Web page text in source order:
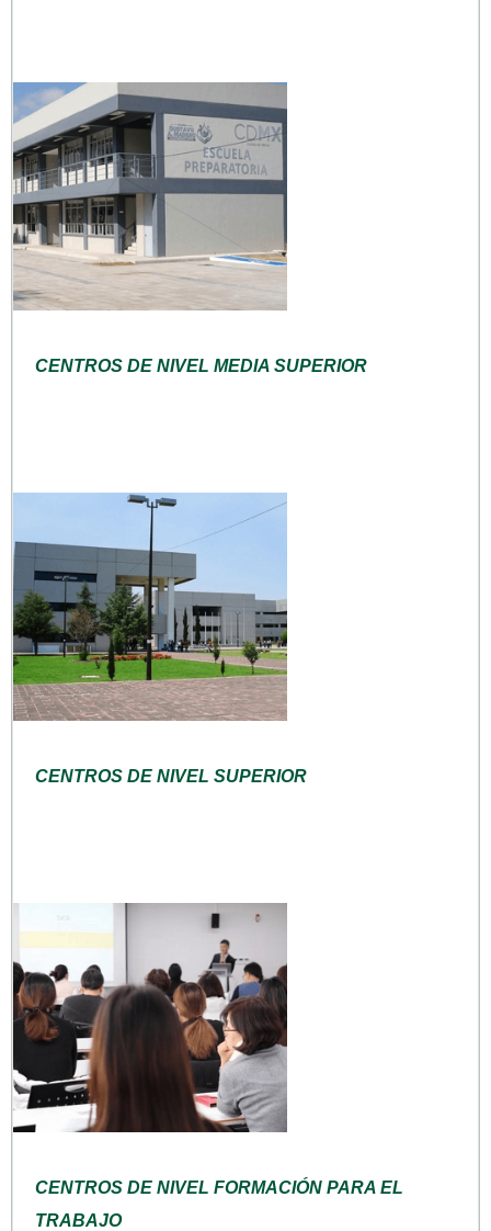
CENTROS DE NIVEL MEDIA SUPERIOR
CENTROS DE NIVEL SUPERIOR
CENTROS DE NIVEL FORMACIÓN PARA EL
TRABAJO